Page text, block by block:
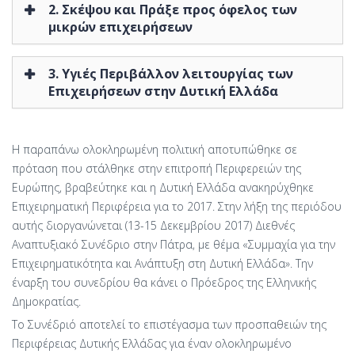
2. Σκέψου και Πράξε προς όφελος των
μικρών επιχειρήσεων
3. Υγιές Περιβάλλον λειτουργίας των
Επιχειρήσεων στην Δυτική Ελλάδα
Η παραπάνω ολοκληρωμένη πολιτική αποτυπώθηκε σε
πρόταση που στάλθηκε στην επιτροπή Περιφερειών της
Ευρώπης, βραβεύτηκε και η Δυτική Ελλάδα ανακηρύχθηκε
Επιχειρηματική Περιφέρεια για το 2017. Στην λήξη της περιόδου
αυτής διοργανώνεται (13-15 Δεκεμβρίου 2017) Διεθνές
Αναπτυξιακό Συνέδριο στην Πάτρα, με θέμα «Συμμαχία για την
Επιχειρηματικότητα και Ανάπτυξη στη Δυτική Ελλάδα». Την
έναρξη του συνεδρίου θα κάνει ο Πρόεδρος της Ελληνικής
Δημοκρατίας.
Το Συνέδριό αποτελεί το επιστέγασμα των προσπαθειών της
Περιφέρειας Δυτικής Ελλάδας για έναν ολοκληρωμένο